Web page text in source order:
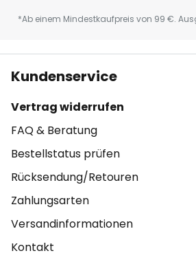
*Ab einem Mindestkaufpreis von 99 €.
Kundenservice
Vertrag widerrufen
FAQ & Beratung
Bestellstatus prüfen
Rücksendung/Retouren
Zahlungsarten
Versandinformationen
Kontakt